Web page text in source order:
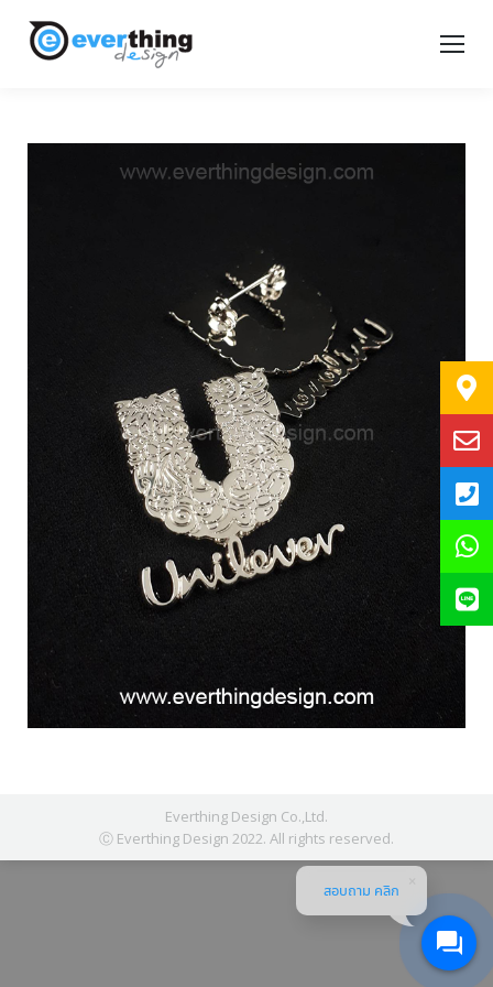
Everthing Design Co.,Ltd.
Ⓒ Everthing Design 2022. All rights reserved.
สอบถาม คลิก